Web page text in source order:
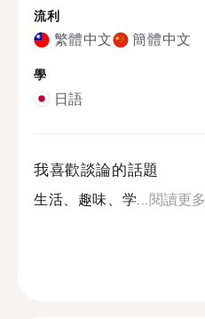
流利
繁體中文 簡體中文
學
日語
我喜歡談論的話題
生活、趣味、学... 閱讀更多